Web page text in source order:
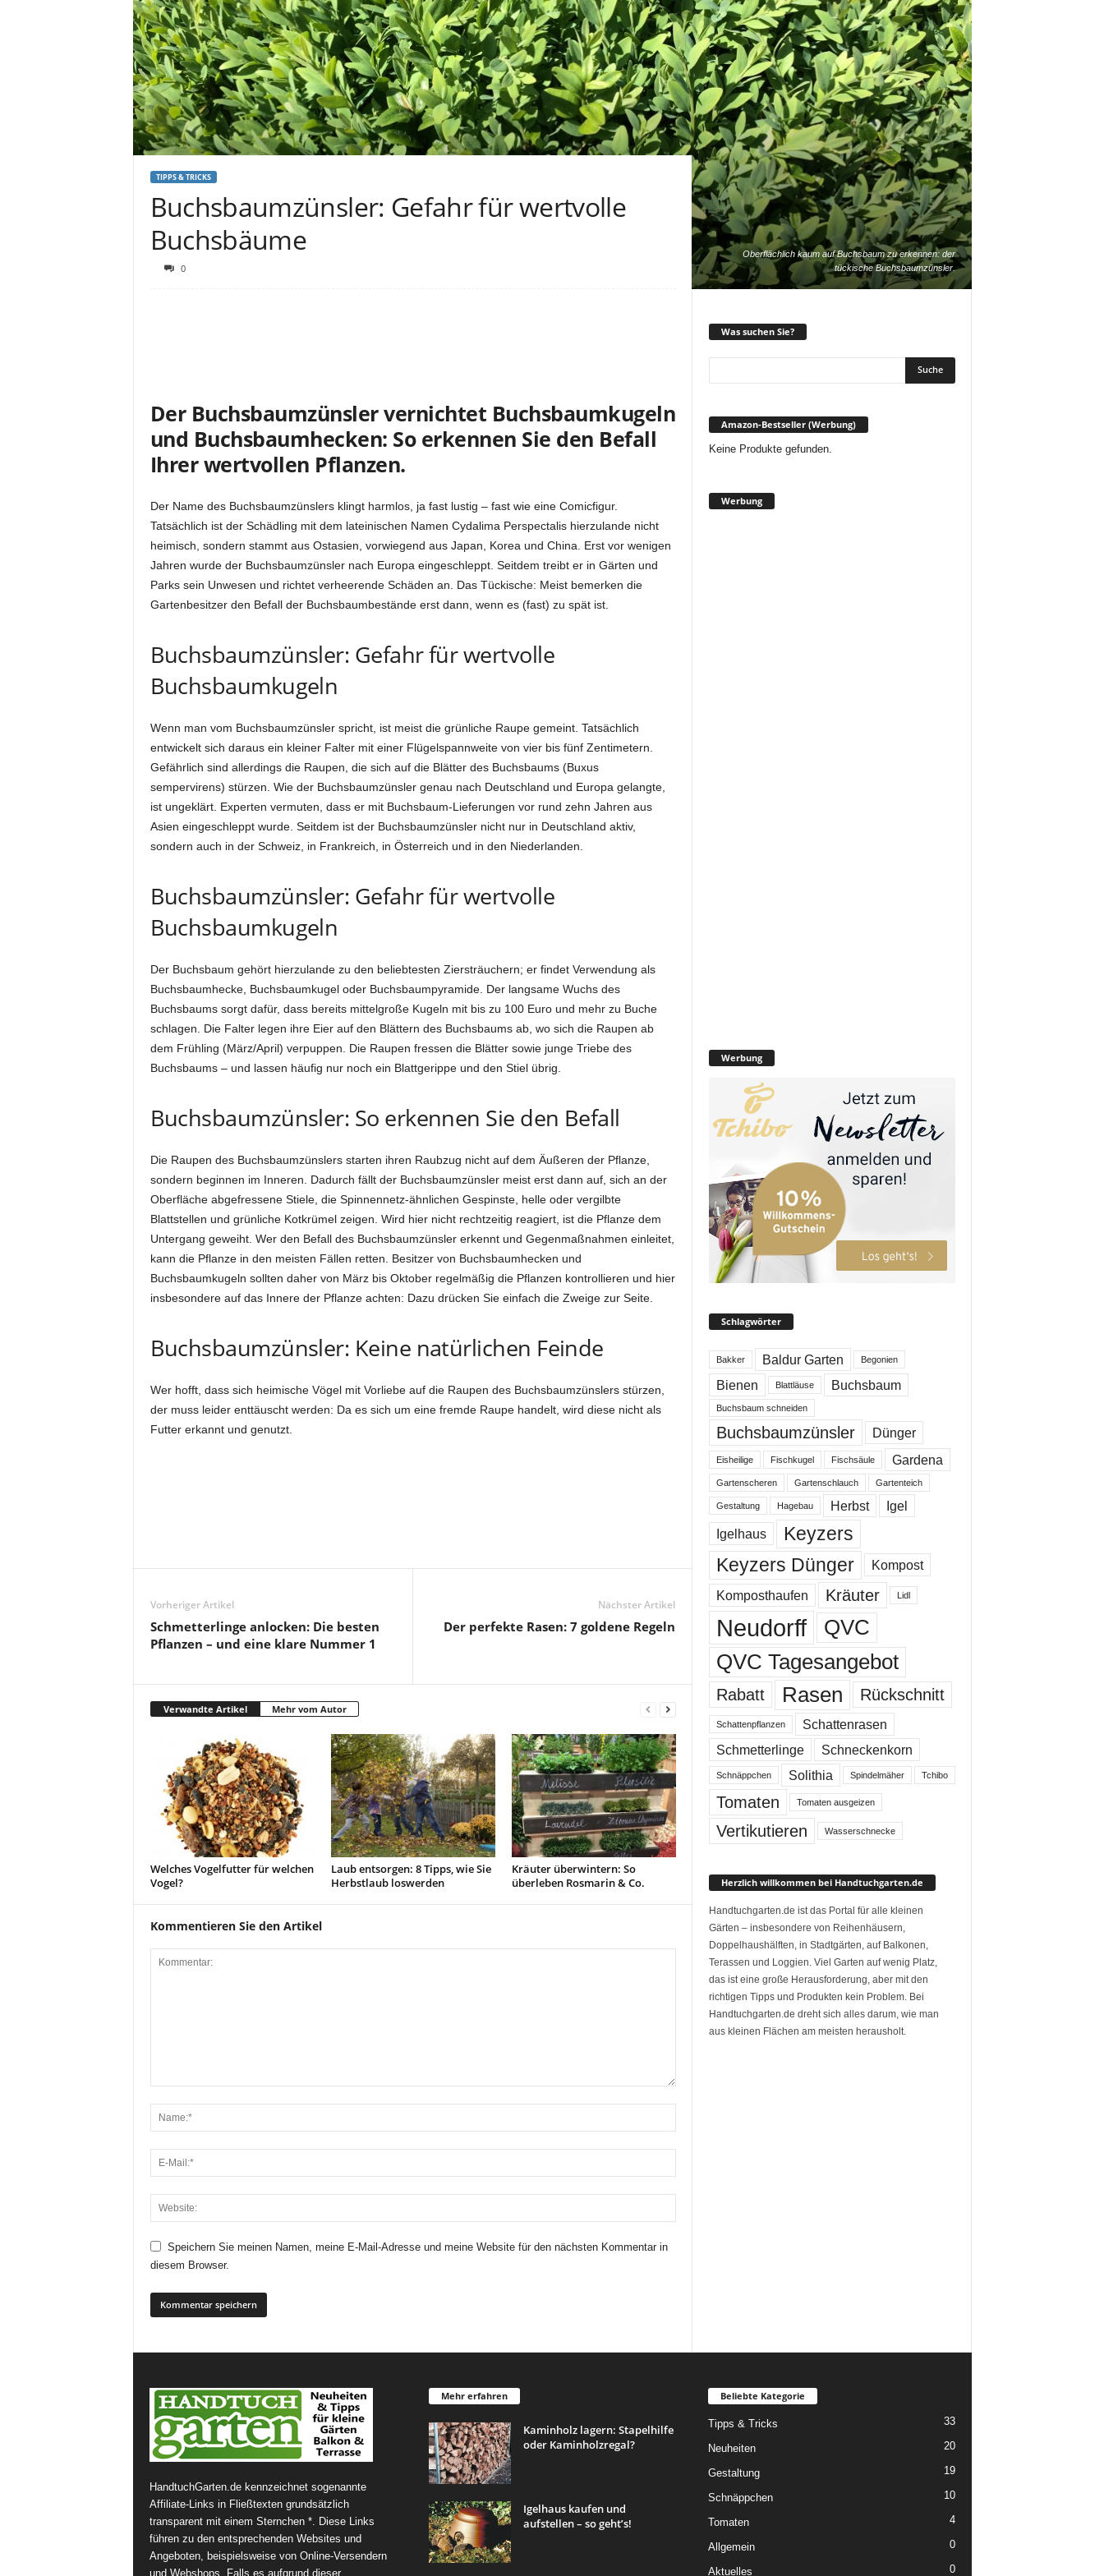
Oberflächlich kaum auf Buchsbaum zu erkennen: der
tückische Buchsbaumzünsler.
TIPPS & TRICKS
Buchsbaumzünsler: Gefahr für wertvolle
Buchsbäume
0
Der Buchsbaumzünsler vernichtet Buchsbaumkugeln
und Buchsbaumhecken: So erkennen Sie den Befall
Ihrer wertvollen Pflanzen.
Der Name des Buchsbaumzünslers klingt harmlos, ja fast lustig – fast wie eine Comicfigur.
Tatsächlich ist der Schädling mit dem lateinischen Namen Cydalima Perspectalis hierzulande nicht
heimisch, sondern stammt aus Ostasien, vorwiegend aus Japan, Korea und China. Erst vor wenigen
Jahren wurde der Buchsbaumzünsler nach Europa eingeschleppt. Seitdem treibt er in Gärten und
Parks sein Unwesen und richtet verheerende Schäden an. Das Tückische: Meist bemerken die
Gartenbesitzer den Befall der Buchsbaumbestände erst dann, wenn es (fast) zu spät ist.
Buchsbaumzünsler: Gefahr für wertvolle
Buchsbaumkugeln
Wenn man vom Buchsbaumzünsler spricht, ist meist die grünliche Raupe gemeint. Tatsächlich
entwickelt sich daraus ein kleiner Falter mit einer Flügelspannweite von vier bis fünf Zentimetern.
Gefährlich sind allerdings die Raupen, die sich auf die Blätter des Buchsbaums (Buxus
sempervirens) stürzen. Wie der Buchsbaumzünsler genau nach Deutschland und Europa gelangte,
ist ungeklärt. Experten vermuten, dass er mit Buchsbaum-Lieferungen vor rund zehn Jahren aus
Asien eingeschleppt wurde. Seitdem ist der Buchsbaumzünsler nicht nur in Deutschland aktiv,
sondern auch in der Schweiz, in Frankreich, in Österreich und in den Niederlanden.
Buchsbaumzünsler: Gefahr für wertvolle
Buchsbaumkugeln
Der Buchsbaum gehört hierzulande zu den beliebtesten Ziersträuchern; er findet Verwendung als
Buchsbaumhecke, Buchsbaumkugel oder Buchsbaumpyramide. Der langsame Wuchs des
Buchsbaums sorgt dafür, dass bereits mittelgroße Kugeln mit bis zu 100 Euro und mehr zu Buche
schlagen. Die Falter legen ihre Eier auf den Blättern des Buchsbaums ab, wo sich die Raupen ab
dem Frühling (März/April) verpuppen. Die Raupen fressen die Blätter sowie junge Triebe des
Buchsbaums – und lassen häufig nur noch ein Blattgerippe und den Stiel übrig.
Buchsbaumzünsler: So erkennen Sie den Befall
Die Raupen des Buchsbaumzünslers starten ihren Raubzug nicht auf dem Äußeren der Pflanze,
sondern beginnen im Inneren. Dadurch fällt der Buchsbaumzünsler meist erst dann auf, sich an der
Oberfläche abgefressene Stiele, die Spinnennetz-ähnlichen Gespinste, helle oder vergilbte
Blattstellen und grünliche Kotkrümel zeigen. Wird hier nicht rechtzeitig reagiert, ist die Pflanze dem
Untergang geweiht. Wer den Befall des Buchsbaumzünsler erkennt und Gegenmaßnahmen einleitet,
kann die Pflanze in den meisten Fällen retten. Besitzer von Buchsbaumhecken und
Buchsbaumkugeln sollten daher von März bis Oktober regelmäßig die Pflanzen kontrollieren und hier
insbesondere auf das Innere der Pflanze achten: Dazu drücken Sie einfach die Zweige zur Seite.
Buchsbaumzünsler: Keine natürlichen Feinde
Wer hofft, dass sich heimische Vögel mit Vorliebe auf die Raupen des Buchsbaumzünslers stürzen,
der muss leider enttäuscht werden: Da es sich um eine fremde Raupe handelt, wird diese nicht als
Futter erkannt und genutzt.
Vorheriger Artikel
Schmetterlinge anlocken: Die besten
Pflanzen – und eine klare Nummer 1
Nächster Artikel
Der perfekte Rasen: 7 goldene Regeln
Verwandte Artikel Mehr vom Autor
Welches Vogelfutter für welchen
Vogel?
Laub entsorgen: 8 Tipps, wie Sie
Herbstlaub loswerden
Kräuter überwintern: So
überleben Rosmarin & Co.
Kommentieren Sie den Artikel
Speichern Sie meinen Namen, meine E-Mail-Adresse und meine Website für den nächsten Kommentar in
diesem Browser.
Was suchen Sie?
Amazon-Bestseller (Werbung)
Keine Produkte gefunden.
Werbung
Werbung
Schlagwörter
Bakker Baldur Garten Begonien
Bienen Blattläuse Buchsbaum
Buchsbaum schneiden
Buchsbaumzünsler Dünger
Eisheilige Fischkugel Fischsäule Gardena
Gartenscheren Gartenschlauch Gartenteich
Gestaltung Hagebau Herbst
Igel
Igelhaus
Keyzers
Keyzers Dünger
Kompost
Komposthaufen Kräuter Lidl
Neudorff
QVC
QVC Tagesangebot
Rabatt Rasen Rückschnitt
Schattenpflanzen
Schattenrasen
Schmetterlinge
Schneckenkorn
Schnäppchen Solithia Spindelmäher Tchibo
Tomaten Tomaten ausgeizen
Vertikutieren Wasserschnecke
Herzlich willkommen bei Handtuchgarten.de
Handtuchgarten.de ist das Portal für alle kleinen
Gärten – insbesondere von Reihenhäusern,
Doppelhaushälften, in Stadtgärten, auf Balkonen,
Terassen und Loggien. Viel Garten auf wenig Platz,
das ist eine große Herausforderung, aber mit den
richtigen Tipps und Produkten kein Problem. Bei
Handtuchgarten.de dreht sich alles darum, wie man
aus kleinen Flächen am meisten herausholt.
HandtuchGarten.de kennzeichnet sogenannte
Affiliate-Links in Fließtexten grundsätzlich
transparent mit einem Sternchen *. Diese Links
führen zu den entsprechenden Websites und
Angeboten, beispielsweise von Online-Versendern
und Webshops. Falls es aufgrund dieser
Mehr erfahren
Kaminholz lagern: Stapelhilfe
oder Kaminholzregal?
Igelhaus kaufen und
aufstellen – so geht’s!
Beliebte Kategorie
Tipps & Tricks 33
Neuheiten 20
Gestaltung 19
Schnäppchen 10
Tomaten 4
Allgemein 0
Aktuelles 0